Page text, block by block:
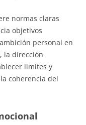
normas claras
objetivos
personal en
la dirección
límites y
coherencia del